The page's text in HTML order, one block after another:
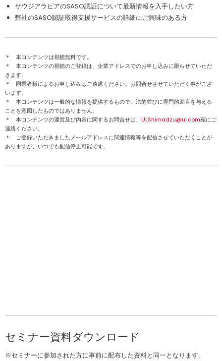
サウジアラビアのSASO認証について最新情報を入手したい方
弊社のSASO認証取得支援サービスの詳細にご興味のある方
＊ 本コンテンツは視聴無料です。
＊ 本コンテンツの視聴のご登録は、企業アドレスでのお申し込みに限らせていただ
きます。
＊ 同業者様によるお申し込みはご遠慮ください。お問合せさせていただく事がござ
います。
＊ 本コンテンツは一般的な情報を提供するもので、法的並びに専門的助言を与える
ことを意図したものではありません。
＊ 本コンテンツの運営及び内容に関するお問合せは、 ULShimadzu@ul.com宛にご
連絡ください。
＊ ご登録いただきましたメールアドレスに関連情報等を配信させていただくことが
ありますが、いつでも配信停止可能です。
セミナー資料ダウンロード
※セミナーに参加された方に事前に配布した資料と同一となります。